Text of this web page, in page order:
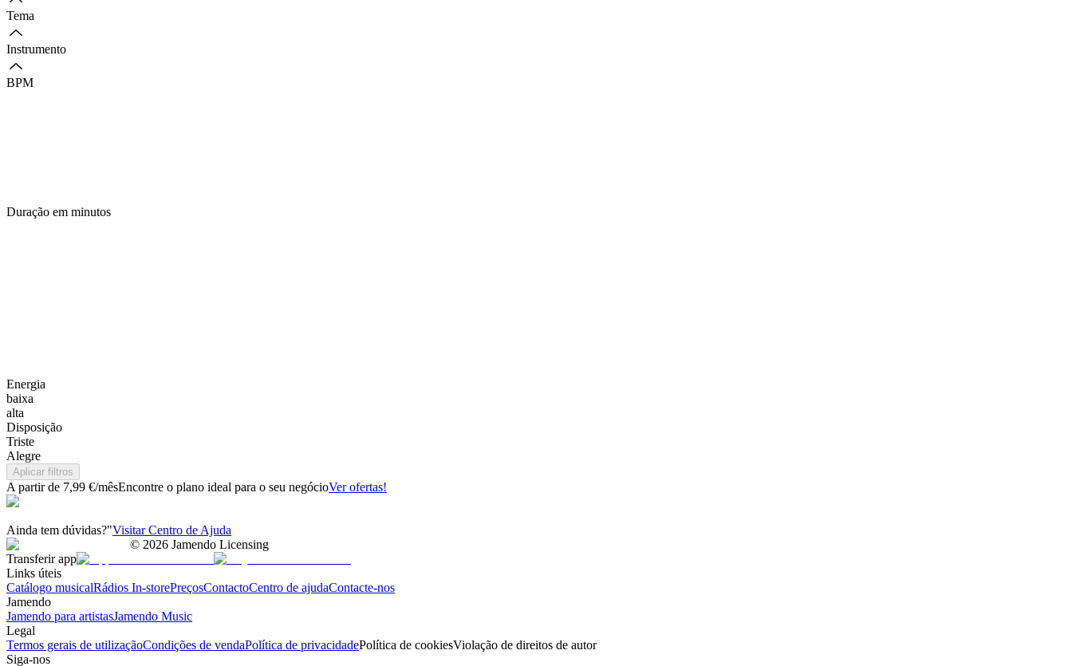
Tema
Instrumento
BPM
Duração em minutos
Energia
baixa
alta
Disposição
Triste
Alegre
Aplicar filtros
A partir de 7,99 €/mêsEncontre o plano ideal para o seu negócioVer ofertas!
Ainda tem dúvidas?"Visitar Centro de Ajuda
© 2026 Jamendo Licensing
Transferir app
Links úteis
Catálogo musicalRádios In-storePreçosContactoCentro de ajudaContacte-nos
Jamendo
Jamendo para artistasJamendo Music
Legal
Termos gerais de utilizaçãoCondições de vendaPolítica de privacidadePolítica de cookiesViolação de direitos de autor
Siga-nos